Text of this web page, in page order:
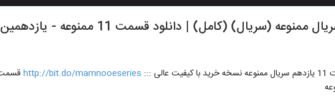
قسمت یازدهم سریال ممنوعه (سریال) (کامل) | دانلود قسمت 11 ممنوعه - یازدهمین
:::
http://bit.do/mamnooeseries